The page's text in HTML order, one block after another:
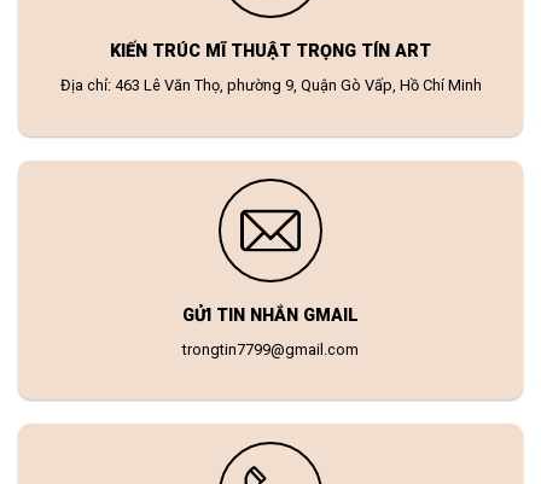
KIẾN TRÚC MĨ THUẬT TRỌNG TÍN ART
Địa chỉ: 463 Lê Văn Thọ, phường 9, Quận Gò Vấp, Hồ Chí Minh
GỬI TIN NHẮN GMAIL
trongtin7799@gmail.com